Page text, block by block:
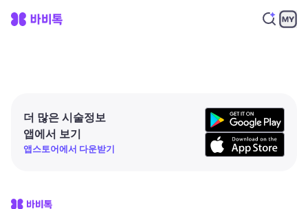
더 많은 시술정보
앱에서 보기
앱스토어에서 다운받기